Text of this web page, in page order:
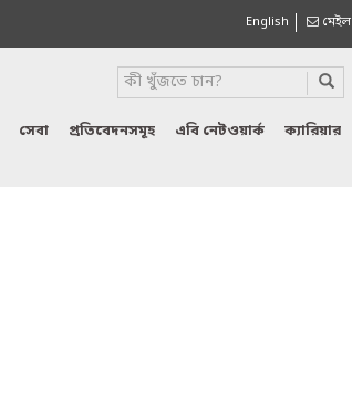
English মেইল
সেবা প্রতিবেদনসমূহ এবি নেটওয়ার্ক ক্যারিয়ার